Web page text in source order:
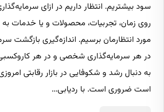
سود بیشتریم. انتظار داریم در ازای
روی زمان، تجربیات، محصولات و یا خدمات
مورد انتظارمان برسیم. اندازه‌گیری بازگشت
در هر سرمایه‌گذاری شخصی و در هر
به دنبال رشد و شکوفایی در بازار رقابتی
است ضروری است. با ردیابی...